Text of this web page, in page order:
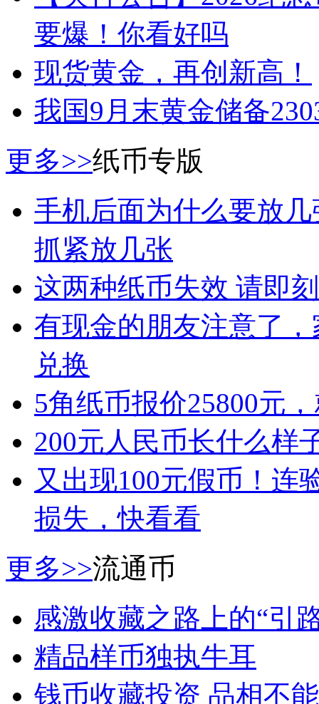
要爆！你看好吗
现货黄金，再创新高！
我国9月末黄金储备
更多>>纸币专版
手机后面为什么要放
抓紧放几张
这两种纸币失效 请即
有现金的朋友注意了
兑换
5角纸币报价25800元
200元人民币长什么样
又出现100元假币！连
损失，快看看
更多>>流通币
感激收藏之路上的“引
精品样币独执牛耳
钱币收藏投资 品相不